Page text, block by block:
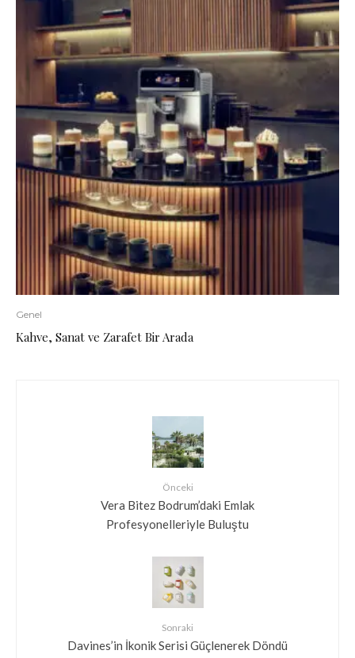
Genel
Kahve, Sanat ve Zarafet Bir Arada
Önceki
Vera Bitez Bodrum’daki Emlak
Profesyonelleriyle Buluştu
Sonraki
Davines’in İkonik Serisi Güçlenerek Döndü